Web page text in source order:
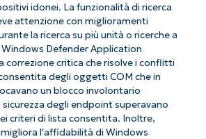
idonei. La funzionalità di ricerca
attenzione con miglioramenti
la ricerca su più unità o ricerche a
Defender Application
correzione critica che risolve i conflitti
degli oggetti COM che in
un blocco involontario
degli endpoint superavano
criteri di lista consentita. Inoltre,
l'affidabilità di Windows